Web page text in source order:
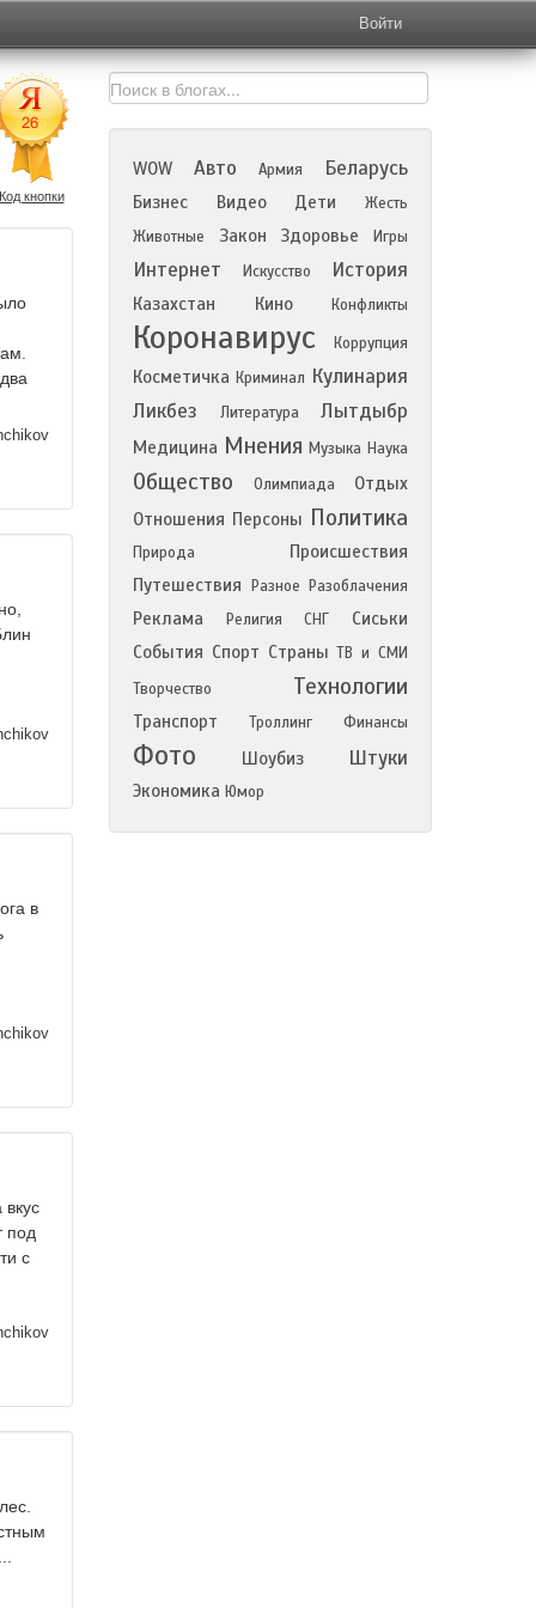
Войти
Код кнопки
в
под
с
WOW Авто Армия Беларусь
Бизнес Видео Дети
Жесть
Животные
Закон Здоровье Игры
Интернет Искусство История
Казахстан Кино Конфликты
Коронавирус Коррупция
Косметичка Криминал Кулинария
Ликбез
Литература Лытдыбр
Медицина Мнения Музыка Наука
Общество Олимпиада
Отдых
Отношения Персоны Политика
Природа
Происшествия
Путешествия
Разное Разоблачения
Реклама Религия СНГ
Сиськи
События Спорт Страны ТВ и СМИ
Творчество
Технологии
Транспорт Троллинг Финансы
Фото Шоубиз Штуки
Экономика Юмор